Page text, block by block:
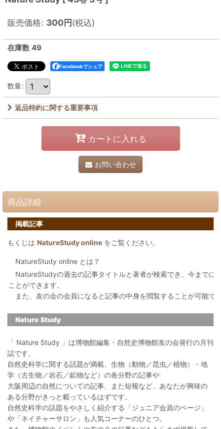
販売価格: 300円(税込)
在庫数 49
Facebookでシェア
数量:
返品特約に関する重要事項
カートに入れる
お問い合わせ
商品詳細
掲載記事
もくじは NatureStudy online をご覧ください。
NatureStudy online とは？
NatureStudyの過去の記事タイトルと著者が検索でき、今までに
ことができます。
また、友の会の会員になると記事の中身を閲覧することが可能で
Nature Study
「 Nature Study 」は博物館編集・自然史博物館友の会発行の月刊
誌です。
自然史科学に関する話題が満載、生物（動物／昆虫／植物）・地
学（古生物／岩石／鉱物など）の各分野の記事や
大阪周辺の自然についての記事、また短報など、あなたが興味の
ある分野がきっと載っているはずです。
自然史科学の話題をやさしく紹介する「ジュニア会員のページ」
や「ネイチャーサロン」も人気コーナーのひとつ。